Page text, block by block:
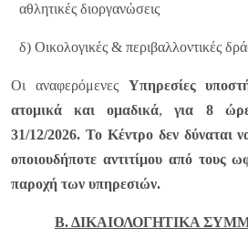
αθλητικές διοργανώσεις
δ) Οικολογικές & περιβαλλοντικές
Οι αναφερόμενες Υπηρεσίες
ατομικά και ομαδικά, για 8
31/12/2026. Το Κέντρο δεν δύναται
οποιουδήποτε αντιτίμου από τους
παροχή των υπηρεσιών.
Β. ΔΙΚΑΙΟΛΟΓΗΤΙΚΑ